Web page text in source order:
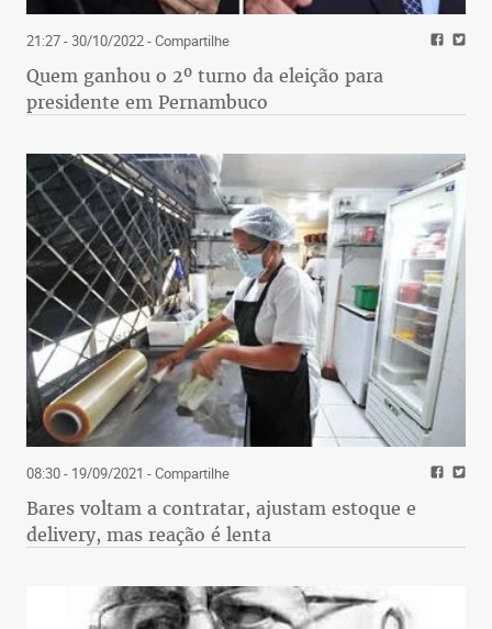
21:27 - 30/10/2022- Compartilhe
Quem ganhou o 2º turno da eleição para
presidente em Pernambuco
08:30 - 19/09/2021 - Compartilhe
Bares voltam a contratar, ajustam estoque e
delivery, mas reação é lenta